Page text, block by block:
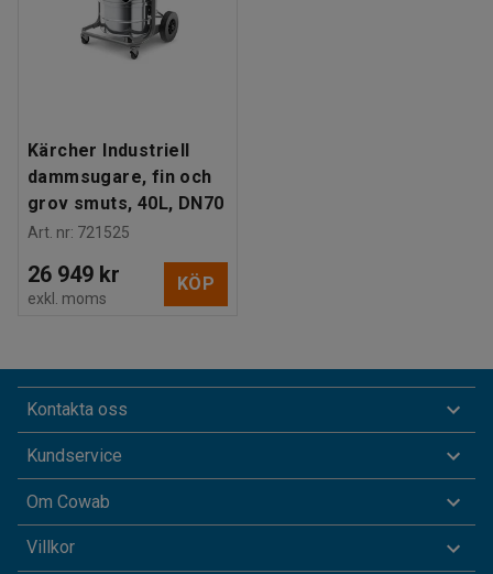
Kärcher Industriell
dammsugare, fin och
grov smuts, 40L, DN70
Art. nr: 721525
26 949 kr
exkl. moms
KÖP
Kontakta oss
Kundservice
Om Cowab
Villkor